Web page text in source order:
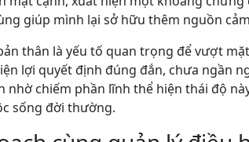
giúp mình lại sở hữu thêm nguồn
thân là yếu tố quan trọng để vượt
lợi quyết định đúng đắn, chưa ngần
chiếm phần lĩnh thể hiện thái độ
sống đời thường.